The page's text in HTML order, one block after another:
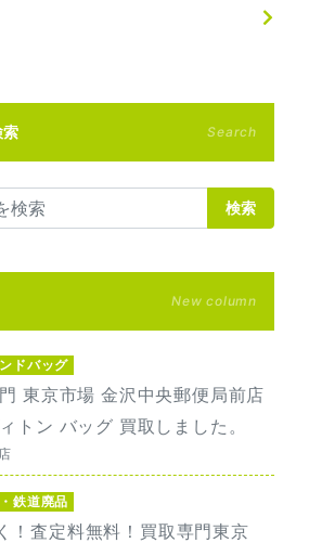
Search
検索
New column
ドバッグ
東京市場 金沢中央郵便局前店
トン バッグ 買取しました。
鉄道廃品
！査定料無料！買取専門東京